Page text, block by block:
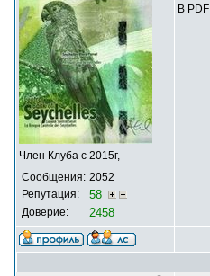
Член Клуба с 2015г,
Сообщения: 2052
Репутация:
58
Доверие: 2458
В PDF